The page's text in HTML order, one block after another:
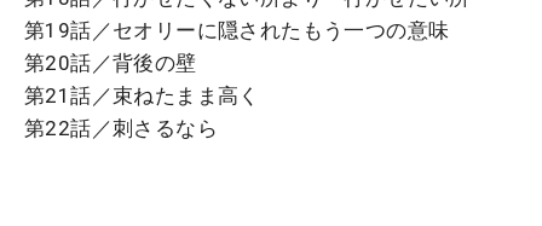
第19話／セオリーに隠されたもう一つの意味
第20話／背後の壁
第21話／束ねたまま高く
第22話／刺さるなら